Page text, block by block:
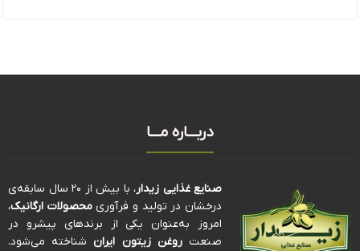
دربـــاره مـــا
صنایع غذایی زیدار
، با بیش از ۲۰ سال سابقه‌ی
درخشان در تولید و فرآوریمحصولات ارگانیک،
امروز به‌عنوان یکی از برندهای پیشرو در
صنعتروغن زیتون ایرانشناخته می‌شود.